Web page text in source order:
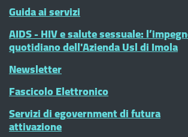
Guida ai servizi
AIDS - HIV e salute sessuale:
quotidiano dell'Azienda Usl di Imola
Newsletter
Fascicolo Elettronico
Servizi di egovernment di futura
attivazione